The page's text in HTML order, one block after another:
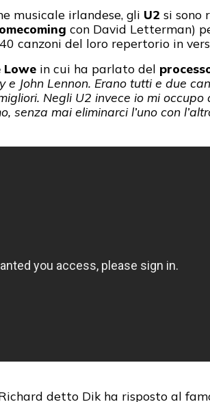
musicale irlandese, gli U2 si sono
con David Letterman)
canzoni del loro repertorio in
Lowe in cui ha parlato del
e John Lennon. Erano tutti e due
Negli U2 invece io mi occupo
senza mai eliminarci l’uno con
detto Dik ha risposto al